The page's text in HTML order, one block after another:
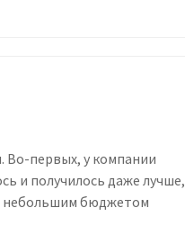
Во-первых, у компании
и получилось даже лучше,
небольшим бюджетом